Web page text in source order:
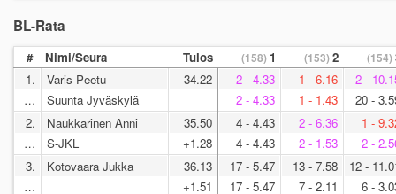
BL-Rata
# Nimi/Seura Tulos (158) 1 (153)2 (154)
1.
…
Varis Peetu
Suunta Jyväskylä
34.22
2 - 4.33
2 - 4.33
1 - 6.16
1 - 1.43
2 -
20 -
2.
…
Naukkarinen Anni
S-JKL
35.50
+1.28
4 - 4.43
4 - 4.43
2 - 6.36
2 - 1.53
1 -
2 -
3.
…
Kotovaara Jukka
36.13
+1.51
17 - 5.47
17 - 5.47
13 - 7.58
7 - 2.11
12 -
6 -